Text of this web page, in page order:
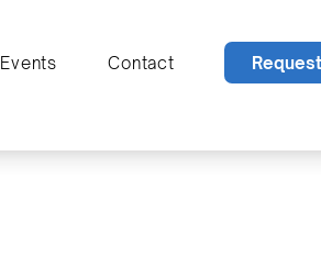
Events Contact